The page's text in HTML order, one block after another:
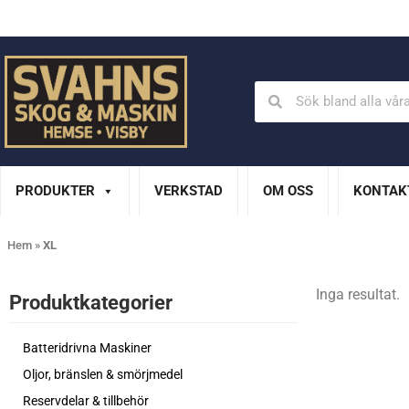
PRODUKTER VERKSTAD OM OSS
Hem » XL
Produktkategorier​
Batteridrivna Maskiner
Oljor, bränslen & smörjmedel
Reservdelar & tillbehör
Inga resultat.